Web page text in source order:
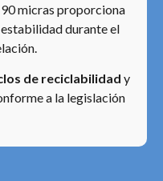
micras proporciona
durante el
de reciclabilidad y
a la legislación